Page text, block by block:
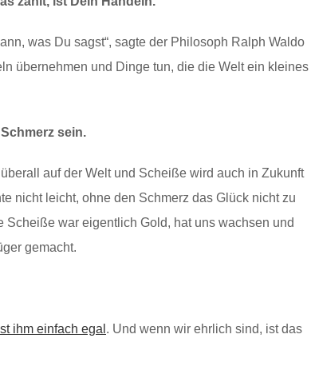
was Du sagst“, sagte der Philosoph Ralph Waldo
übernehmen und Dinge tun, die die Welt ein kleines
sein.
auf der Welt und Scheiße wird auch in Zukunft
nicht leicht, ohne den Schmerz das Glück nicht zu
war eigentlich Gold, hat uns wachsen und
gemacht.
ihm einfach egal . Und wenn wir ehrlich sind, ist das